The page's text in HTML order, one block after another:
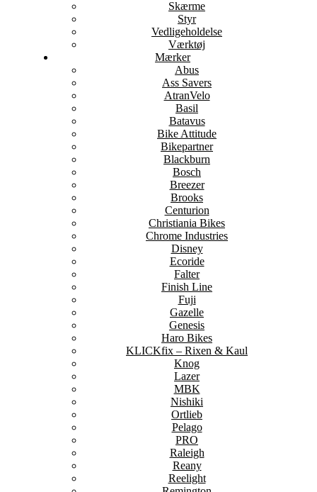
Skærme
Styr
Vedligeholdelse
Værktøj
Mærker
Abus
Ass Savers
AtranVelo
Basil
Batavus
Bike Attitude
Bikepartner
Blackburn
Bosch
Breezer
Brooks
Centurion
Christiania Bikes
Chrome Industries
Disney
Ecoride
Falter
Finish Line
Fuji
Gazelle
Genesis
Haro Bikes
KLICKfix – Rixen & Kaul
Knog
Lazer
MBK
Nishiki
Ortlieb
Pelago
PRO
Raleigh
Reany
Reelight